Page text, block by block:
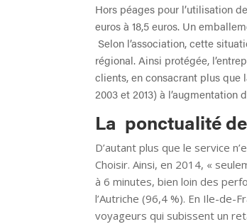
Hors péages pour l’utilisation
euros à 18,5 euros. Un
Selon l’association, cette
régional. Ainsi protégée,
clients, en consacrant plus
2003 et 2013) à l’augmentation
La ponctualité
D’autant plus que le service
Choisir. Ainsi, en 2014, «
à 6 minutes, bien loin des
l’Autriche (96,4 %). En Ile-de-
voyageurs qui subissent un